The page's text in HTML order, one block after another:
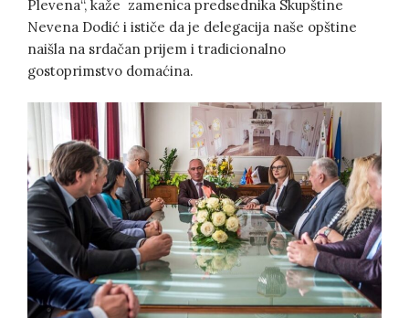
Plevena“, kaže zamenica predsednika Skupštine
Nevena Dodić i ističe da je delegacija naše opštine
naišla na srdačan prijem i tradicionalno
gostoprimstvo domaćina.